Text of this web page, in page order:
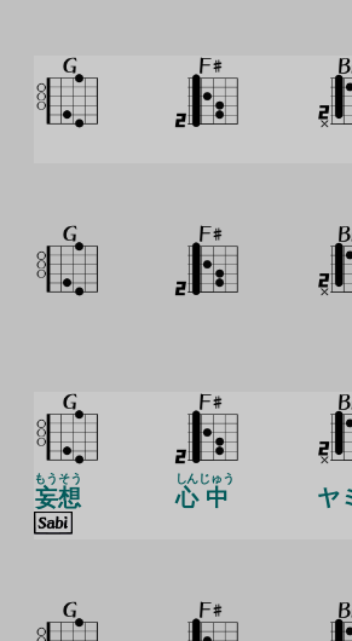
妄想
もうそう
心
しん
中
じゅう
ヤ